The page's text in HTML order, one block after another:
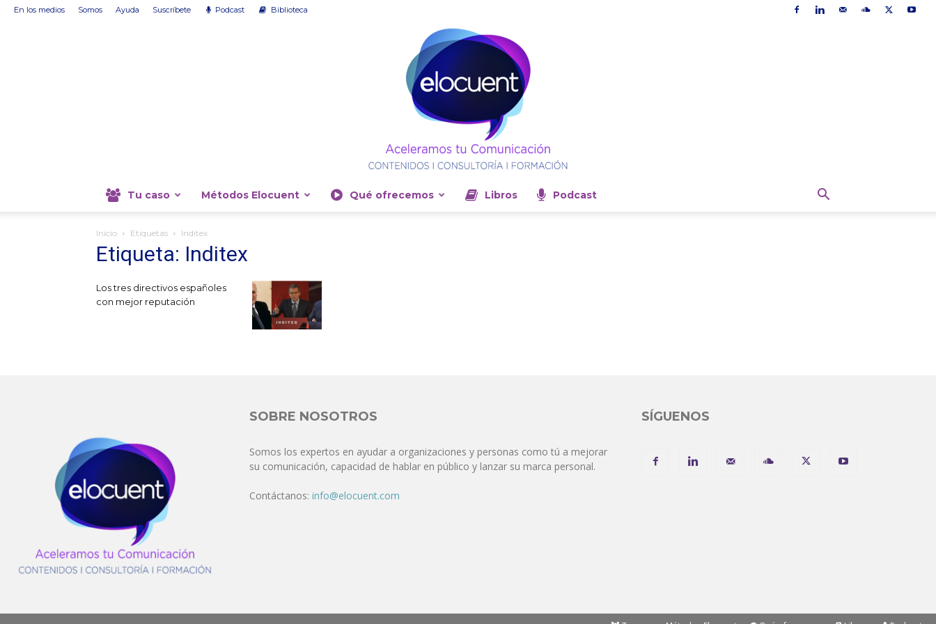
En los medios Somos Ayuda Suscríbete Podcast Biblioteca
Tu caso Métodos Elocuent Qué ofrecemos Libros Podcast
Inicio Etiquetas Inditex
Etiqueta: Inditex
Los tres directivos españoles
con mejor reputación
SOBRE NOSOTROS
Somos los expertos en ayudar a organizaciones y personas como tú a mejorar
su comunicación, capacidad de hablar en público y lanzar su marca personal.
Contáctanos: info@elocuent.com
SÍGUENOS